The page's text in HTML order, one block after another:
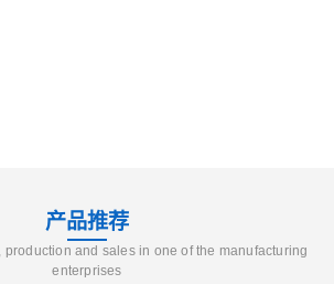
产品推荐
production and sales in one of the manufacturing
enterprises